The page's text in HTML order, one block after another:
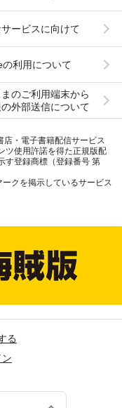
ービスに向けて
の利用について
のご利用端末から
外部送信について
店・電子書籍配信サービス
ツ使用許諾を得た正規版配
す登録商標（登録番号 第
クを掲示しているサービス
る